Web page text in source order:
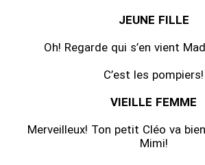
JEUNE FILLE
Oh! Regarde qui s’en vient
C’est les pompiers!
VIEILLE FEMME
Merveilleux! Ton petit Cléo va
Mimi!